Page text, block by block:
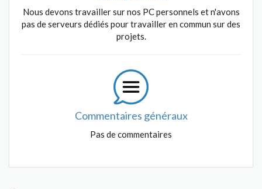
Nous devons travailler sur nos PC personnels et n'avons
pas de serveurs dédiés pour travailler en commun sur des
projets.
Commentaires généraux
Pas de commentaires